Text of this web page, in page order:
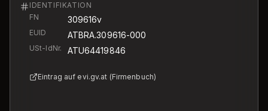
IDENTIFIKATION
FN
309616v
EUID ATBRA.309616-000
USt-IdNr. ATU64419846
Eintrag auf evi.gv.at (Firmenbuch)